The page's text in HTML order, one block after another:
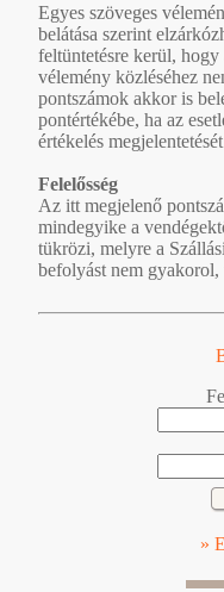
Egyes szöveges
belátása szerint
feltüntetésre kerül, hogy
vélemény közléséhez
pontszámok akkor is
pontértékébe, ha az
értékelés
Felelősség
Az itt megjelenő
mindegyike a
tükrözi, melyre a
befolyást nem gyakorol,
»